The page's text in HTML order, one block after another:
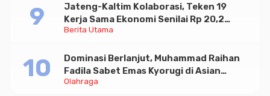
Berita Utama
Jateng-Kaltim Kolaborasi, Teken 19
Kerja Sama Ekonomi Senilai Rp 20,2
Triliun
Olahraga
Dominasi Berlanjut, Muhammad Raihan
Fadila Sabet Emas Kyorugi di Asian
Taekwondo Indonesia Open 2026